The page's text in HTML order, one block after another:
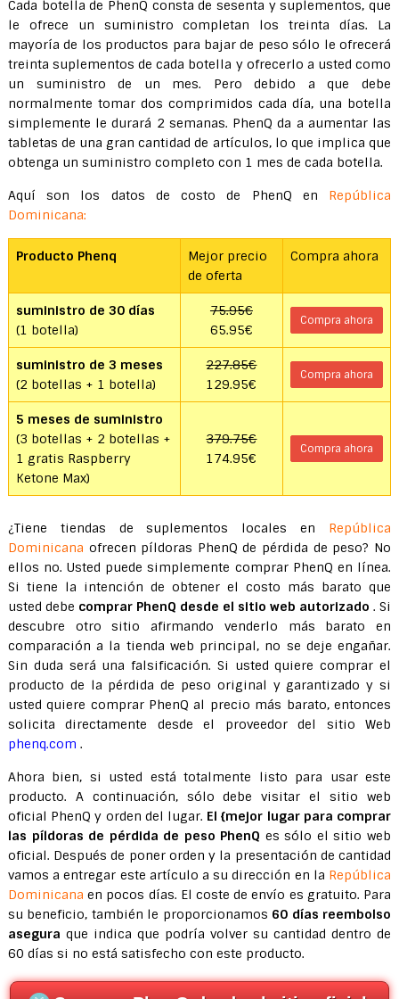
Cada botella de PhenQ consta de sesenta y suplementos, que
le ofrece un suministro completan los treinta días. La
mayoría de los productos para bajar de peso sólo le ofrecerá
treinta suplementos de cada botella y ofrecerlo a usted como
un suministro de un mes. Pero debido a que debe
normalmente tomar dos comprimidos cada día, una botella
simplemente le durará 2 semanas. PhenQ da a aumentar las
tabletas de una gran cantidad de artículos, lo que implica que
obtenga un suministro completo con 1 mes de cada botella.
Aquí son los datos de costo de PhenQ en República
Dominicana:
Producto Phenq
Mejor precio
de oferta
Compra ahora
suministro de 30 días
(1 botella)
75.95€
65.95€
Compra ahora
suministro de 3 meses
(2 botellas + 1 botella)
227.85€
129.95€
Compra ahora
5 meses de suministro
(3 botellas + 2 botellas +
1 gratis Raspberry
Ketone Max)
379.75€
174.95€
Compra ahora
¿Tiene tiendas de suplementos locales en República
Dominicana ofrecen píldoras PhenQ de pérdida de peso? No
ellos no. Usted puede simplemente comprar PhenQ en línea.
Si tiene la intención de obtener el costo más barato que
usted debe comprar PhenQ desde el sitio web autorizado . Si
descubre otro sitio afirmando venderlo más barato en
comparación a la tienda web principal, no se deje engañar.
Sin duda será una falsificación. Si usted quiere comprar el
producto de la pérdida de peso original y garantizado y si
usted quiere comprar PhenQ al precio más barato, entonces
solicita directamente desde el proveedor del sitio Web
phenq.com .
Ahora bien, si usted está totalmente listo para usar este
producto. A continuación, sólo debe visitar el sitio web
oficial PhenQ y orden del lugar. El {mejor lugar para comprar
las píldoras de pérdida de peso PhenQ es sólo el sitio web
oficial. Después de poner orden y la presentación de cantidad
vamos a entregar este artículo a su dirección en la República
Dominicana en pocos días. El coste de envío es gratuito. Para
su beneficio, también le proporcionamos 60 días reembolso
asegura que indica que podría volver su cantidad dentro de
60 días si no está satisfecho con este producto.